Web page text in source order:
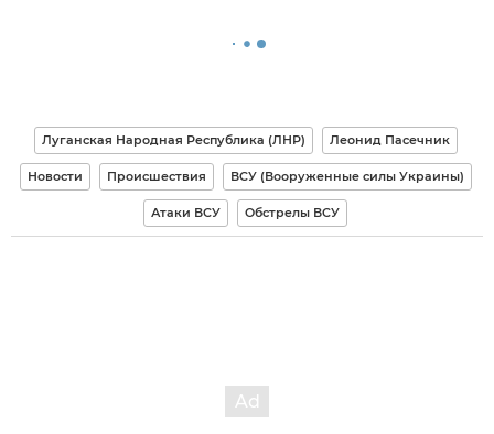
Луганская Народная Республика (ЛНР) Леонид Пасечник
Новости Происшествия ВСУ (Вооруженные силы Украины)
Атаки ВСУ Обстрелы ВСУ